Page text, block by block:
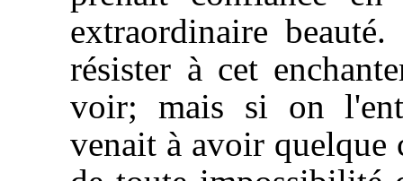
extraordinaire
résister à cet
voir; mais si on
venait à avoir quelque